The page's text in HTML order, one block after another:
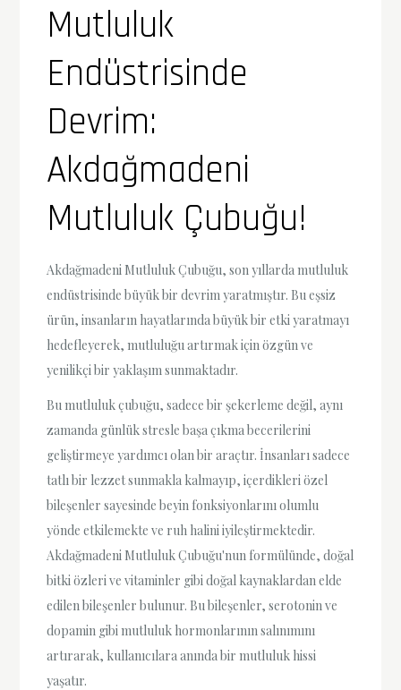
Mutluluk
Endüstrisinde
Devrim:
Akdağmadeni
Mutluluk Çubuğu!
Akdağmadeni Mutluluk Çubuğu, son yıllarda mutluluk
endüstrisinde büyük bir devrim yaratmıştır. Bu eşsiz
ürün, insanların hayatlarında büyük bir etki yaratmayı
hedefleyerek, mutluluğu artırmak için özgün ve
yenilikçi bir yaklaşım sunmaktadır.
Bu mutluluk çubuğu, sadece bir şekerleme değil, aynı
zamanda günlük stresle başa çıkma becerilerini
geliştirmeye yardımcı olan bir araçtır. İnsanları sadece
tatlı bir lezzet sunmakla kalmayıp, içerdikleri özel
bileşenler sayesinde beyin fonksiyonlarını olumlu
yönde etkilemekte ve ruh halini iyileştirmektedir.
Akdağmadeni Mutluluk Çubuğu'nun formülünde, doğal
bitki özleri ve vitaminler gibi doğal kaynaklardan elde
edilen bileşenler bulunur. Bu bileşenler, serotonin ve
dopamin gibi mutluluk hormonlarının salınımını
artırarak, kullanıcılara anında bir mutluluk hissi
yaşatır.